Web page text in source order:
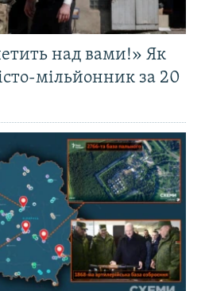
над вами!» Як
мільйонник за 20